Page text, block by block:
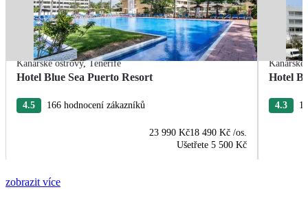
Kanárské ostrovy,Tenerife
Hotel Blue Sea Puerto Resort
4.5 166 hodnocení zákazníků
23 990 Kč18 490 Kč /os.
Ušetřete 5 500 Kč
Kanárské
Hotel
4.3
zobrazit více